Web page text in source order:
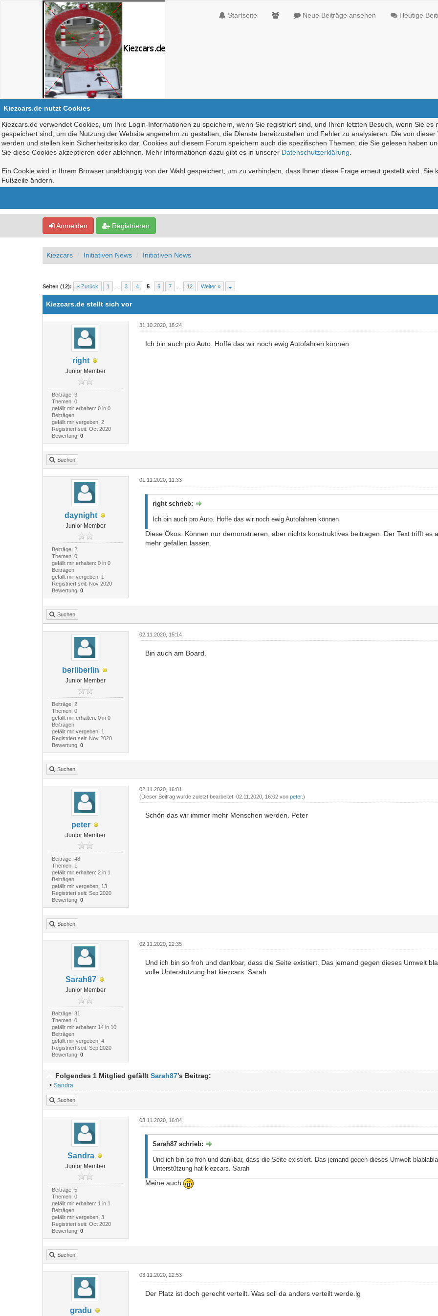
Startseite Neue Beiträge ansehen Heutige
Kiezcars.de nutzt Cookies
Kiezcars.de verwendet Cookies, um Ihre Login-Informationen zu speichern, wenn Sie registriert sind, und Ihren letzten Besuch, wenn Sie
gespeichert sind, um die Nutzung der Website angenehm zu gestalten, die Dienste bereitzustellen und Fehler zu analysieren. Die von
werden und stellen kein Sicherheitsrisiko dar. Cookies auf diesem Forum speichern auch die spezifischen Themen, die Sie gelesen haben
Sie diese Cookies akzeptieren oder ablehnen. Mehr Informationen dazu gibt es in unserer Datenschutzerklärung
Ein Cookie wird in Ihrem Browser unabhängig von der Wahl gespeichert, um zu verhindern, dass Ihnen diese Frage erneut gestellt wird.
Fußzeile ändern.
Anmelden Registrieren
Kiezcars Initiativen News Initiativen News
Seiten (12): « Zurück 1 3 4 5 6 7 12 Weiter »
2 Bewertung(en) - 5 im Durchschnitt
1
2
3
4
5
Kiezcars.de stellt sich vor
right
Junior Member
Beiträge: 3
Themen: 0
gefällt mir erhalten: 0 in 0
Beiträgen
gefällt mir vergeben: 2
Registriert seit: Oct 2020
Bewertung: 0
31.10.2020, 18:24
Ich bin auch pro Auto. Hoffe das wir noch ewig Autofahren können
Suchen
daynight
Junior Member
Beiträge: 2
Themen: 0
gefällt mir erhalten: 0 in 0
Beiträgen
gefällt mir vergeben: 1
Registriert seit: Nov 2020
Bewertung: 0
01.11.2020, 11:33
right schrieb:
Ich bin auch pro Auto. Hoffe das wir noch ewig Autofahren können
Diese Ökos. Können nur demonstrieren, aber nichts konstruktives beitragen. Der Text trifft es
mehr gefallen lassen.
Suchen
berliberlin
Junior Member
Beiträge: 2
Themen: 0
gefällt mir erhalten: 0 in 0
Beiträgen
gefällt mir vergeben: 1
Registriert seit: Nov 2020
Bewertung: 0
02.11.2020, 15:14
Bin auch am Board.
Suchen
peter
Junior Member
Beiträge: 48
Themen: 1
gefällt mir erhalten: 2 in 1
Beiträgen
gefällt mir vergeben: 13
Registriert seit: Sep 2020
Bewertung: 0
02.11.2020, 16:01
(Dieser Beitrag wurde zuletzt bearbeitet: 02.11.2020, 16:02 von peter.)
Schön das wir immer mehr Menschen werden. Peter
Suchen
Sarah87
Junior Member
Beiträge: 31
Themen: 0
gefällt mir erhalten: 14 in 10
Beiträgen
gefällt mir vergeben: 4
Registriert seit: Sep 2020
Bewertung: 0
02.11.2020, 22:35
Und ich bin so froh und dankbar, dass die Seite existiert. Das jemand gegen dieses Umwelt
volle Unterstützung hat kiezcars. Sarah
Folgendes 1 Mitglied gefällt Sarah87's Beitrag:
• Sandra
Suchen
Sandra
Junior Member
Beiträge: 5
Themen: 0
gefällt mir erhalten: 1 in 1
Beiträgen
gefällt mir vergeben: 3
Registriert seit: Oct 2020
Bewertung: 0
03.11.2020, 16:04
Sarah87 schrieb:
Und ich bin so froh und dankbar, dass die Seite existiert. Das jemand gegen dieses Umwelt
Unterstützung hat kiezcars. Sarah
Meine auch
Suchen
gradu
03.11.2020, 22:53
Der Platz ist doch gerecht verteilt. Was soll da anders verteilt werde.lg